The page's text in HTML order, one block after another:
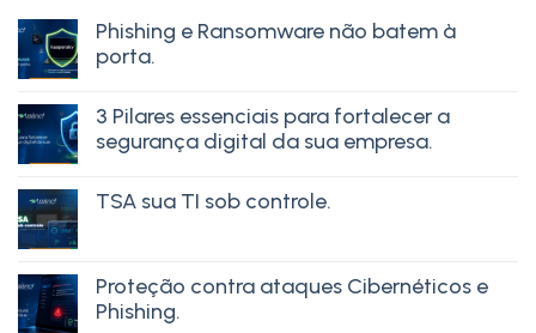
Phishing e Ransomware não batem à
porta.
3 Pilares essenciais para fortalecer a
segurança digital da sua empresa.
TSA sua TI sob controle.
Proteção contra ataques Cibernéticos e
Phishing.